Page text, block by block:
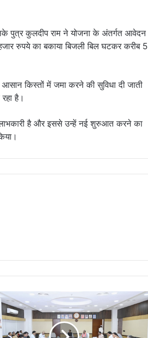
पुत्र कुलदीप राम ने योजना के अंतर्गत आवेदन
रुपये का बकाया बिजली बिल घटकर करीब 5
किस्तों में जमा करने की सुविधा दी जाती
है।
लाभकारी है और इससे उन्हें नई शुरुआत करने का